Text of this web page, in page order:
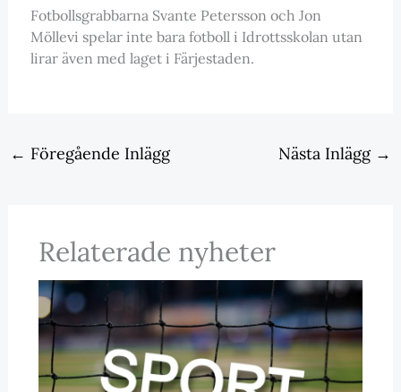
Fotbollsgrabbarna Svante Petersson och Jon
Möllevi spelar inte bara fotboll i Idrottsskolan utan
lirar även med laget i Färjestaden.
← Föregående Inlägg Nästa Inlägg →
Relaterade nyheter